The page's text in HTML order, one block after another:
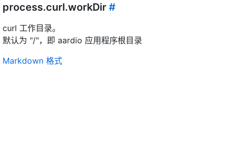
process.curl.workDir #
curl 工作目录。
默认为 "/"，即 aardio 应用程序根目录
Markdown 格式